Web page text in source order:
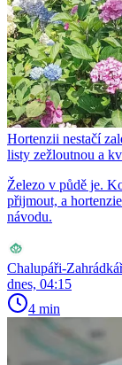
Hortenzii nestačí
listy zežloutnou a
Železo v půdě je.
přijmout, a
návodu.
Chalupáři-
dnes, 04:15
4 min